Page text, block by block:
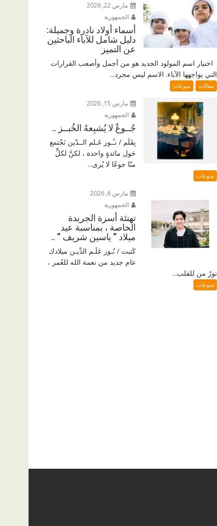
مارس 22, 2026
الجمهورية
أسماء أولاد نادرة وجميلة:
دليل شامل للآباء الباحثين
عن التميز
اختيار اسم المولود الجديد هو من أجمل وأصعب القرارات
التي يواجهها الآباء. الاسم ليس مجرد...
مقالات منوعات
مارس 15, 2026
الجمهورية
جُــوعٌ لا يُشبِعهُ الخُبــز ..
بِقَلَم / نـُـور عَـلم الــدّين نَجْتمع
حَول مائدةٍ واحدة ، لكنَّ لكلٍّ
منّا جوعًا لا يُرى...
منوعات
مارس 6, 2026
الجمهورية
تهنئة أسرة الجريدة
الخاصة ، بمناسبة عيد
ميلاد ” ياسين شريف ” ..
كَتبت / نُـور عَلَـم الدِّيـن ميلادك
عام جديد من نعمة الله للعُمر ،
نورٌ من للقلب...
منوعات